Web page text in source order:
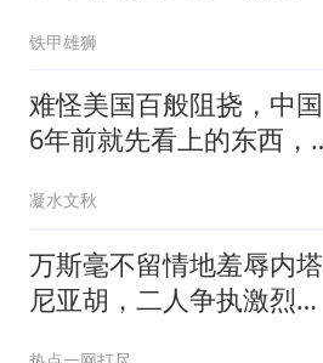
铁甲雄狮
难怪美国百般阻挠，中国
6年前就先看上的东西，
凝水文秋
万斯毫不留情地羞辱内塔
尼亚胡，二人争执激烈，